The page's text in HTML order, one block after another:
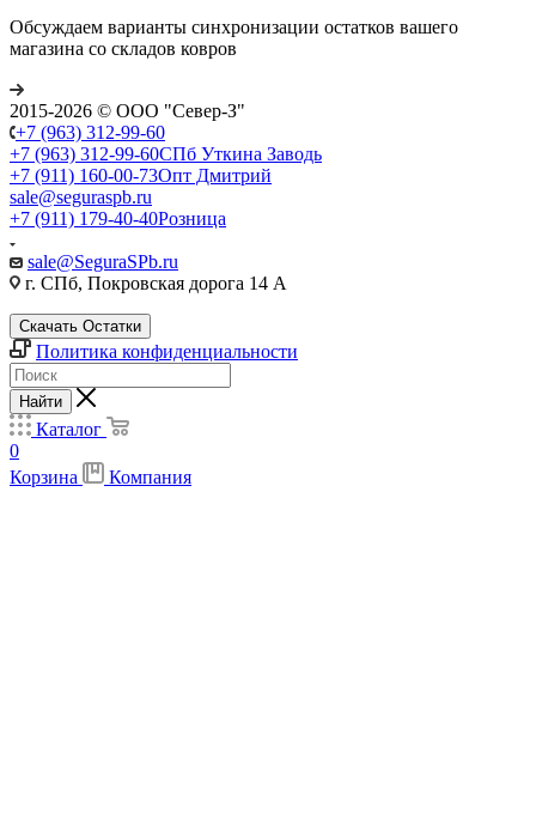
Обсуждаем варианты синхронизации остатков вашего
магазина со складов ковров
2015-2026 © ООО "Север-З"
+7 (963) 312-99-60
+7 (963) 312-99-60СПб Уткина Заводь
+7 (911) 160-00-73Опт Дмитрий
sale@seguraspb.ru
+7 (911) 179-40-40Розница
sale@SeguraSPb.ru
г. СПб, Покровская дорога 14 А
Скачать Остатки
Политика конфиденциальности
Найти
Каталог
0
Корзина
Компания